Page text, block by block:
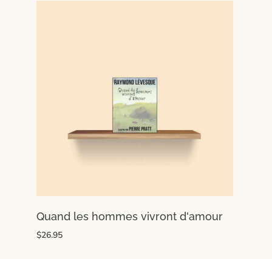
Quand les hommes vivront d'amour
$26.95